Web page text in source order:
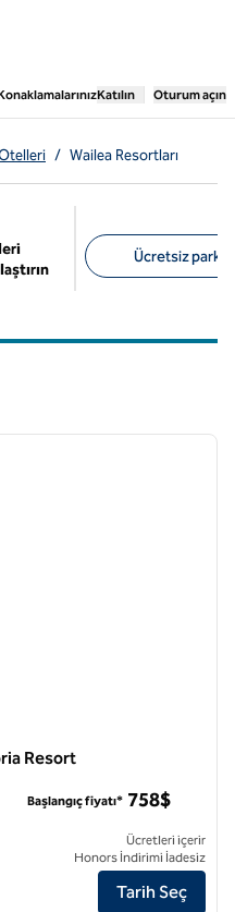
,Yeni bir sekme
Katılın Oturum açın
/ Wailea Resortları
Ücretsiz park
Resort
için otel detaylarını
Başlangıç fiyatı* 758$
Ücretleri içerir
Honors İndirimi İadesiz
Tarih Seç